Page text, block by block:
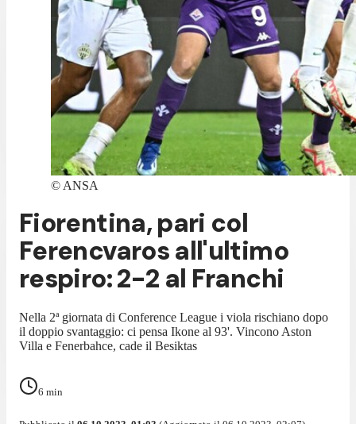
© ANSA
Fiorentina, pari col
Ferencvaros all'ultimo
respiro: 2-2 al Franchi
Nella 2ª giornata di Conference League i viola rischiano dopo
il doppio svantaggio: ci pensa Ikone al 93'. Vincono Aston
Villa e Fenerbahce, cade il Besiktas
6 min